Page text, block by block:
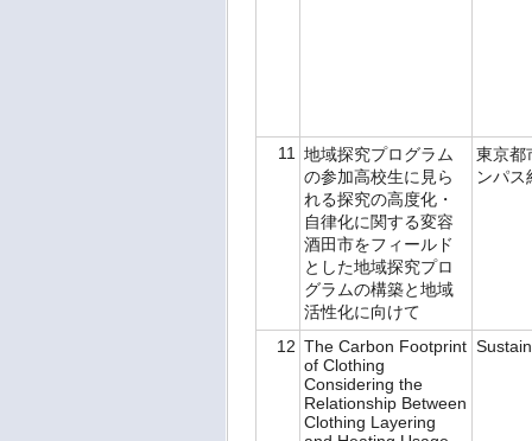
11
地域探究プログラム
の参加高校生に見ら
れる探究の高度化・
自律化に関する変容
酒田市をフィールド
とした地域探究プロ
グラムの構築と地域
活性化に向けて
東京都
ンパ
12 The Carbon Footprint
of Clothing
Considering the
Relationship Between
Clothing Layering